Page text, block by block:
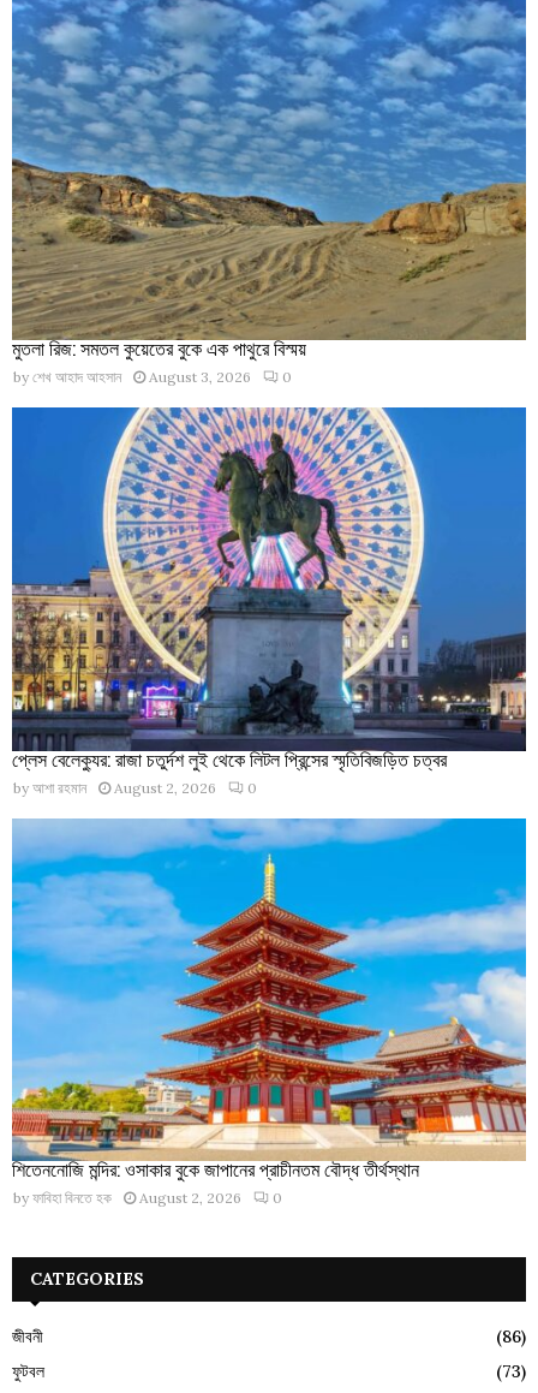
মুতলা রিজ: সমতল কুয়েতের বুকে এক পাথুরে বিস্ময়
by শেখ আহাদ আহসান August 3, 2026 0
প্লেস বেলেক্যুর: রাজা চতুর্দশ লুই থেকে লিটল প্রিন্সের স্মৃতিবিজড়িত চত্বর
by আশা রহমান August 2, 2026 0
শিতেননোজি মন্দির: ওসাকার বুকে জাপানের প্রাচীনতম বৌদ্ধ তীর্থস্থান
by ফাবিহা বিনতে হক August 2, 2026 0
CATEGORIES
জীবনী
(86)
ফুটবল
(73)